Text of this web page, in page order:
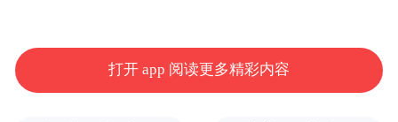
打开 app 阅读更多精彩内容